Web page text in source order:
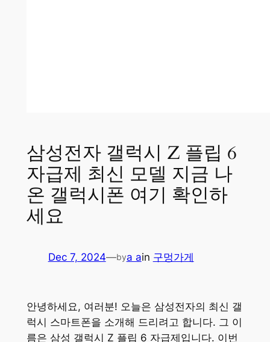
삼성전자 갤럭시 Z 플립 6
자급제 최신 모델 지금 나
온 갤럭시폰 여기 확인하
세요
Dec 7, 2024—bya ain 구멍가게
안녕하세요, 여러분! 오늘은 삼성전자의 최신 갤
럭시 스마트폰을 소개해 드리려고 합니다. 그 이
름은 삼성 갤럭시 Z 플립 6 자급제입니다. 이번